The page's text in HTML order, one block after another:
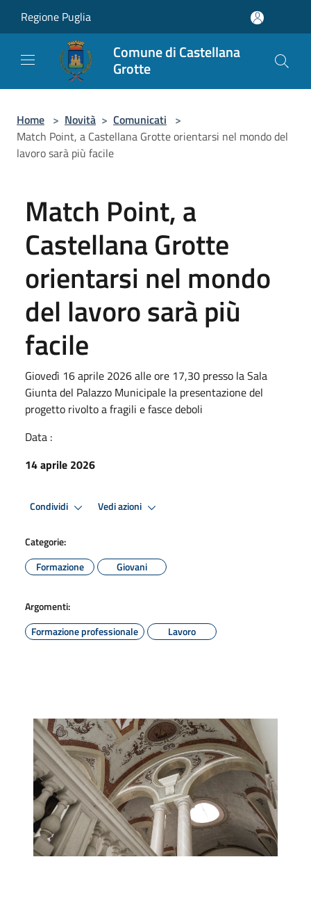
Regione Puglia
Comune di Castellana
Grotte
Home > Novità > Comunicati >
Match Point, a Castellana Grotte orientarsi nel mondo del
lavoro sarà più facile
Match Point, a
Castellana Grotte
orientarsi nel mondo
del lavoro sarà più
facile
Giovedì 16 aprile 2026 alle ore 17,30 presso la Sala
Giunta del Palazzo Municipale la presentazione del
progetto rivolto a fragili e fasce deboli
Data :
14 aprile 2026
Condividi Vedi azioni
Categorie:
Formazione
Giovani
Argomenti:
Formazione professionale
Lavoro